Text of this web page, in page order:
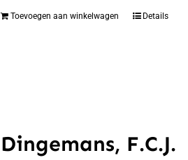
Toevoegen aan winkelwagen Details
Dingemans, F.C.J.